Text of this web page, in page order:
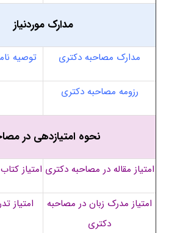
مدارک موردنیاز
مدارک مصاحبه دکتری توصیه
رزومه مصاحبه دکتری
نحوه امتیازدهی در
امتیاز مقاله در مصاحبه دکتری امتیاز
امتیاز مدرک زبان در مصاحبه
دکتری
امتیاز